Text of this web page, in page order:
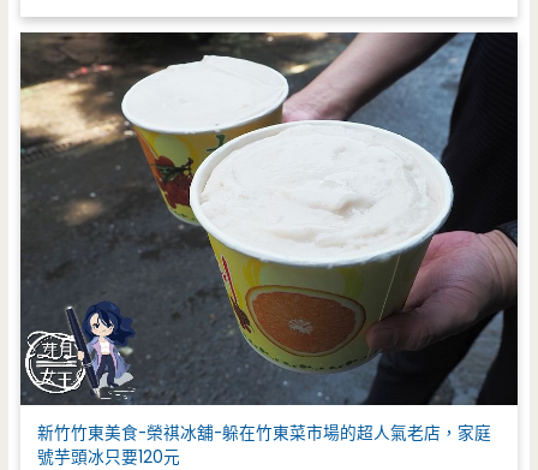
新竹竹東美食-榮祺冰舖-躲在竹東菜市場的超人氣老店，家庭
號芋頭冰只要120元